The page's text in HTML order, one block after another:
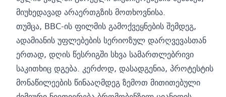
მიუხედავად არაერთგზის მოთხოვნისა.
თუმცა, BBC-ის ფილმის გამოქვეყნების შემდეგ,
ადამიანის უფლებების სერიოზულ დარღვევასთან
ერთად, დღის წესრიგში სხვა სამართლებრივი
საკითხიც დგება. კერძოდ, დასადგენია, პროტესტის
მონაწილეების წინააღმდეგ ზემოთ მითითებული